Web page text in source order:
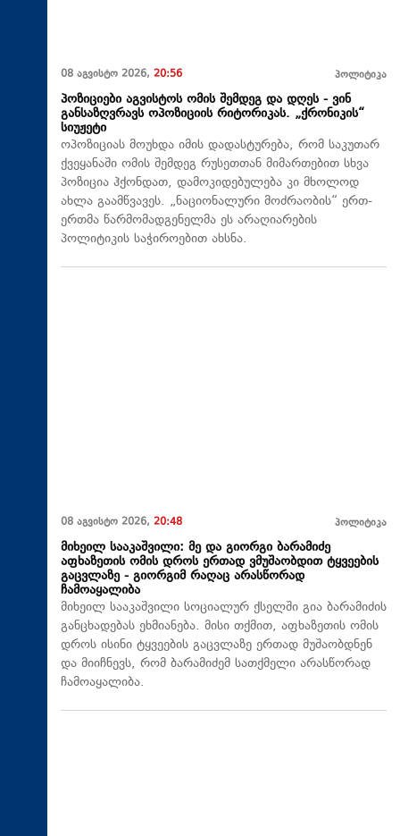
08 აგვისტო 2026, 20:56 პოლიტიკა
პოზიციები აგვისტოს ომის შემდეგ და დღეს - ვინ
განსაზღვრავს ოპოზიციის რიტორიკას. „ქრონიკის“
სიუჟეტი
ოპოზიციას მოუხდა იმის დადასტურება, რომ საკუთარ
ქვეყანაში ომის შემდეგ რუსეთთან მიმართებით სხვა
პოზიცია ჰქონდათ, დამოკიდებულება კი მხოლოდ
ახლა გაამწვავეს. „ნაციონალური მოძრაობის“ ერთ-
ერთმა წარმომადგენელმა ეს არაღიარების
პოლიტიკის საჭიროებით ახსნა.
08 აგვისტო 2026, 20:48 პოლიტიკა
მიხეილ სააკაშვილი: მე და გიორგი ბარამიძე
აფხაზეთის ომის დროს ერთად ვმუშაობდით ტყვეების
გაცვლაზე - გიორგიმ რაღაც არასწორად
ჩამოაყალიბა
მიხეილ სააკაშვილი სოციალურ ქსელში გია ბარამიძის
განცხადებას ეხმიანება. მისი თქმით, აფხაზეთის ომის
დროს ისინი ტყვეების გაცვლაზე ერთად მუშაობდნენ
და მიიჩნევს, რომ ბარამიძემ სათქმელი არასწორად
ჩამოაყალიბა.